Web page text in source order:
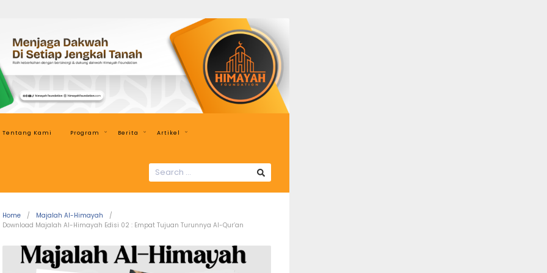
Himayah
Foundation
Menjaga
Dakwah
di
Setiap
Jengkal
Tentang Kami Program Berita Artikel
FOR:
Home
Majalah Al-Himayah
Download Majalah Al-Himayah Edisi 02 : Empat Tujuan Turunnya Al-Qur’an